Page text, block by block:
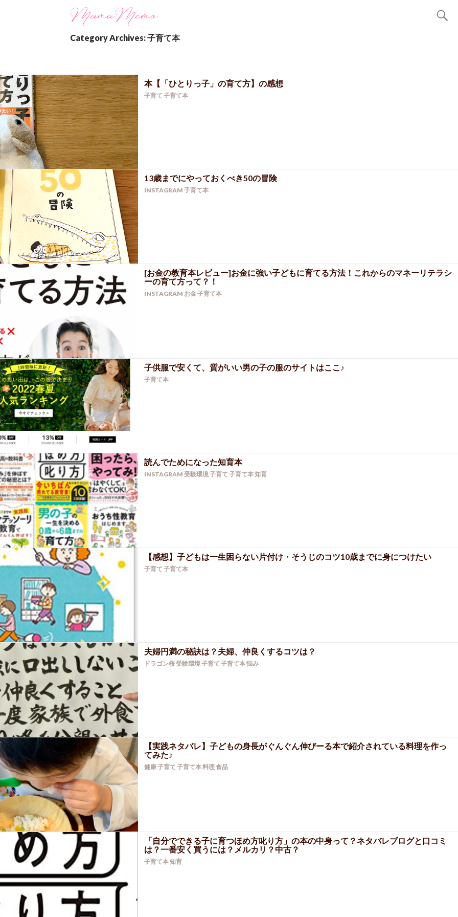
Category Archives: 子育て本
本【「ひとりっ子」の育て方】の感想
子育て 子育て本
13歳までにやっておくべき50の冒険
INSTAGRAM 子育て本
[お金の教育本レビュー]お金に強い子どもに育てる方法！これからのマネーリテラシ
ーの育て方って？！
INSTAGRAM お金子育て本
子供服で安くて、質がいい男の子の服のサイトはここ♪
子育て本
読んでためになった知育本
INSTAGRAM 受験環境子育て 子育て本知育
【感想】子どもは一生困らない片付け・そうじのコツ10歳までに身につけたい
子育て 子育て本
夫婦円満の秘訣は？夫婦、仲良くするコツは？
ドラゴン桜受験環境子育て 子育て本悩み
【実践ネタバレ】子どもの身長がぐんぐん伸びーる本で紹介されている料理を作っ
てみた♪
健康子育て 子育て本料理食品
「自分でできる子に育つほめ方叱り方」の本の中身って？ネタバレブログと口コミ
は？一番安く買うには？メルカリ？中古？
子育て本知育